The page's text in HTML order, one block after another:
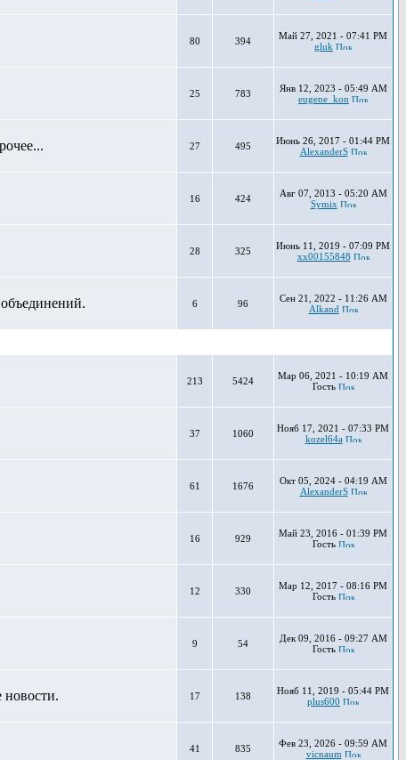
80 394
Май 27, 2021 - 07:41 PM
gluk
25 783
Янв 12, 2023 - 05:49 AM
eugene_kon
27 495
Июнь 26, 2017 - 01:44 PM
AlexanderS
16 424
Авг 07, 2013 - 05:20 AM
Symix
28 325
Июнь 11, 2019 - 07:09 PM
xx00155848
6 96
Сен 21, 2022 - 11:26 AM
Alkand
213 5424
Мар 06, 2021 - 10:19 AM
Гость
37 1060
Нояб 17, 2021 - 07:33 PM
kozel64a
61 1676
Окт 05, 2024 - 04:19 AM
AlexanderS
16 929
Май 23, 2016 - 01:39 PM
Гость
12 330
Мар 12, 2017 - 08:16 PM
Гость
9 54
Дек 09, 2016 - 09:27 AM
Гость
17 138
Нояб 11, 2019 - 05:44 PM
plus600
41 835
Фев 23, 2026 - 09:59 AM
vicnaum